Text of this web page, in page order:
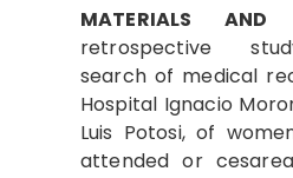
MATERIALS AND
retrospective
search of medical
Hospital Ignacio
Luis Potosi, of
attended or